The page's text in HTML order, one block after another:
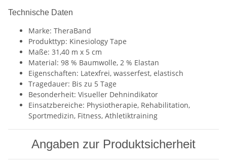
Technische Daten
Marke: TheraBand
Produkttyp: Kinesiology Tape
Maße: 31,40 m x 5 cm
Material: 98 % Baumwolle, 2 % Elastan
Eigenschaften: Latexfrei, wasserfest, elastisch
Tragedauer: Bis zu 5 Tage
Besonderheit: Visueller Dehnindikator
Einsatzbereiche: Physiotherapie, Rehabilitation,
Sportmedizin, Fitness, Athletiktraining
Angaben zur Produktsicherheit